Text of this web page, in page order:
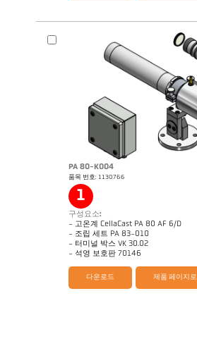
Application Note Casting channel
PA 80-K004
품목 번호: 1130766
1
구성요소:
- 고온계 CellaCast PA 80 AF 6/D
- 조립 세트 PA 83-010
- 터미널 박스 VK 30.02
- 석영 보호판 70146
제품 카다로그 셀라캐스트 PA80 PT180
다운로드 제품 페이지로